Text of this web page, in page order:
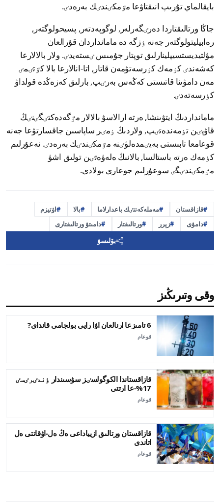
بايقالماي تۇرىپ انىقتاۋعا مٷمكٸندٸك بەرەدٸ.
جاڭا ورتالىقتاردا دەرٸگەرلەر, لوگوپەدتەر, پسيحولوگتەر,
رەابيليتولوگتەر جەنە ٶزگە دە مامانداردان قۇرالعان
مۋلتيديستسيپلينارلىق توپتار جۇمىس ٸستەيدٸ. ولار بالالارعا
كەشەندٸ كٶمەك كٶرسەتۋمەن قاتار, اتا-انالارعا بالا كٷتٸمٸ
مەن دامۋىنا قاتىستى كەڭەس بەرٸپ, بارلىق كەزەڭدە قولداۋ
كٶرسەتەدٸ.
مامانداردىڭ ايتۋىنشا, ەرتە ارالاسۋ بالالار مٷگەدەكتٸگٸنٸڭ
قاۋپٸن تٶمەندەتٸپ, ولاردىڭ ٶمٸر ساپاسىن جاقسارتۋعا جەنە
قوعامعا تابىستى بەيٸمدەلۋٸنە مٷمكٸندٸك بەرەدٸ. نەعۇرلىم
كٶمەك ەرتە باستالسا, بالانىڭ ەلەۋەتٸن تولىق اشۋ
مٷمكٸندٸگٸ سوعۇرلىم جوعارى بولادى.
قازاقستان مەملەكەتتٸك باعدارلاما بالا
اۋتيزم
دامۋى
زپرر ورتالىقتار دامىتۋ ورتالىقتارى
بۆلىسۋ
وقى وتىرىڭىز
6 تامىزعا ارنالعان اۋا رايى بولجامى قانداي?
قوعام
قازاقستاندا الكوگولسٸز سۋسىندار ٶندٸرٸسٸ
17%-عا ارتتى
قوعام
قازاقستان ورتالىق ازيياداعى ەڭ ەل-اۋقاتتى ەل
اتاندى
قوعام